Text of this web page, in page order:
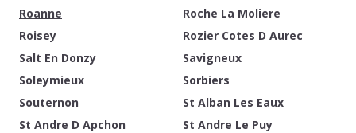
Roanne
Roche La Moliere
Roisey
Rozier Cotes D Aurec
Salt En Donzy
Savigneux
Soleymieux
Sorbiers
Souternon
St Alban Les Eaux
St Andre D Apchon
St Andre Le Puy